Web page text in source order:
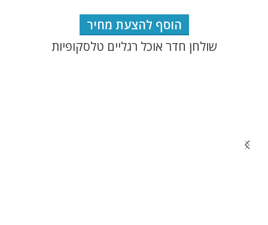
הוסף להצעת מחיר
שולחן חדר אוכל רגליים טלסקופיות